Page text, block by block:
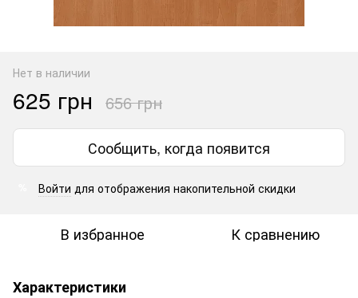
Нет в наличии
625 грн 656 грн
Сообщить, когда появится
Войти для отображения накопительной скидки
В избранное К сравнению
Характеристики